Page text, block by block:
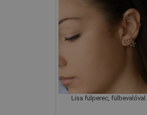
Lisa fülperec, fülbevalóval.